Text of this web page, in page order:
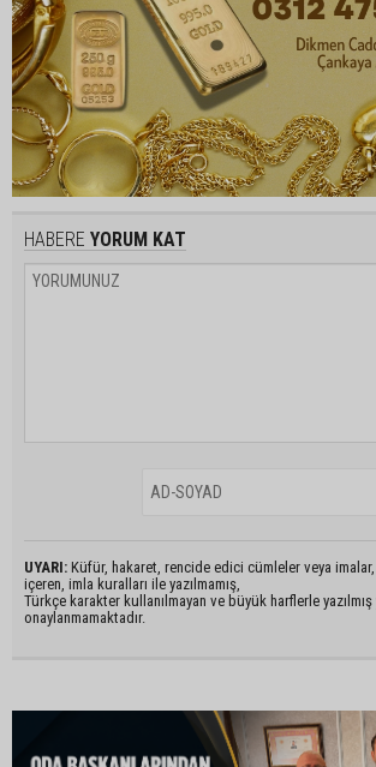
HABERE YORUM KAT
UYARI: Küfür, hakaret, rencide edici cümleler veya imalar,
içeren, imla kuralları ile yazılmamış,
Türkçe karakter kullanılmayan ve büyük harflerle
onaylanmamaktadır.